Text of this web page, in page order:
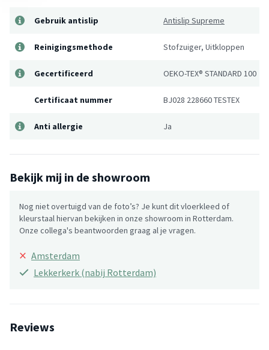
Gebruik antislip Antislip Supreme
Reinigingsmethode Stofzuiger, Uitkloppen
Gecertificeerd OEKO-TEX® STANDARD 100
Certificaat nummer BJ028 228660 TESTEX
Anti allergie Ja
Bekijk mij in de showroom
Nog niet overtuigd van de foto’s? Je kunt dit vloerkleed of
kleurstaal hiervan bekijken in onze showroom in Rotterdam.
Onze collega's beantwoorden graag al je vragen.
× Amsterdam
Lekkerkerk (nabij Rotterdam)
Reviews